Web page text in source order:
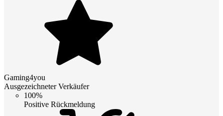
Gaming4you
Ausgezeichneter Verkäufer
100%
Positive Rückmeldung